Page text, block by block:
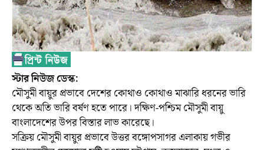
স্টার নিউজ ডেস্ক:
মৌসুমী বায়ুর প্রভাবে দেশের কোথাও কোথাও মাঝারি ধরনের ভারি
থেকে অতি ভারি বর্ষণ হতে পারে। দক্ষিণ-পশ্চিম মৌসুমী বায়ু
বাংলাদেশের উপর বিস্তার লাভ কারেছে।
সক্রিয় মৌসুমী বায়ুর প্রভাবে উত্তর বঙ্গোপসাগর এলাকায় গভীর